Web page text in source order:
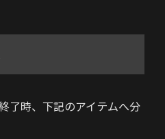
了時、下記のアイテムへ分